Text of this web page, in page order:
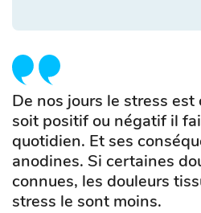
De nos jours le stress est
soit positif ou négatif il
quotidien. Et ses
anodines. Si certaines
connues, les douleurs
stress le sont moins.